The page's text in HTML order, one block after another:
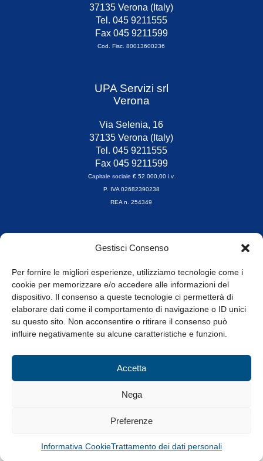
Gestisci Consenso
Per fornire le migliori esperienze, utilizziamo tecnologie come i
cookie per memorizzare e/o accedere alle informazioni del
dispositivo. Il consenso a queste tecnologie ci permetterà di
elaborare dati come il comportamento di navigazione o ID unici
su questo sito. Non acconsentire o ritirare il consenso può
influire negativamente su alcune caratteristiche e funzioni.
Accetta
Nega
Preferenze
Informativa CookieTrattamento dei dati personali
37135 Verona (Italy)
Tel. 045 9211555
Fax 045 9211599
Cod. Fisc. 80013600236
UPA Servizi srl
Verona
Via Selenia, 16
37135 Verona (Italy)
Tel. 045 9211555
Fax 045 9211599
Capitale sociale € 52.000,00 i.v.
P. IVA 02682390238
REA n. 254349
Orari di apertura
8.30-13.00 / 14.00-17.30
Whistleblowing
© Tutti i diritti riservati
Privacy Policy e Cookie|Informativa Cookie